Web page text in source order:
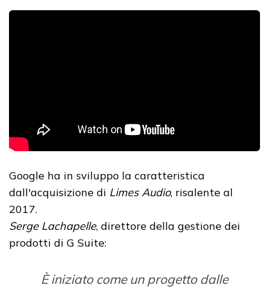
Google ha in sviluppo la caratteristica
dall'acquisizione di Limes Audio, risalente al
2017.
Serge Lachapelle, direttore della gestione dei
prodotti di G Suite:
È iniziato come un progetto dalle